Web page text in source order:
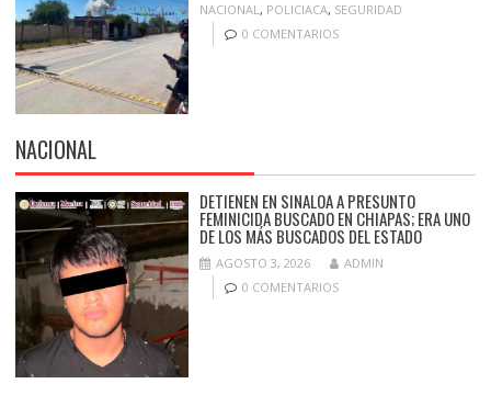
NACIONAL, POLICIACA, SEGURIDAD
0 COMENTARIOS
NACIONAL
DETIENEN EN SINALOA A PRESUNTO
FEMINICIDA BUSCADO EN CHIAPAS; ERA UNO
DE LOS MÁS BUSCADOS DEL ESTADO
AGOSTO 3, 2026
ADMIN
0 COMENTARIOS